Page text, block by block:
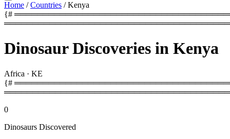
Home / Countries / Kenya
{#
Dinosaur Discoveries in Kenya
Africa · KE
{#
0
Dinosaurs Discovered